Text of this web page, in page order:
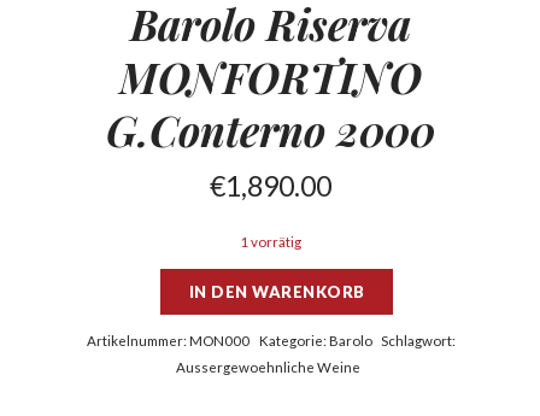
Barolo Riserva
MONFORTINO
G.Conterno 2000
€1,890.00
1 vorrätig
IN DEN WARENKORB
Artikelnummer:MON000 Kategorie: Barolo Schlagwort:
Aussergewoehnliche Weine